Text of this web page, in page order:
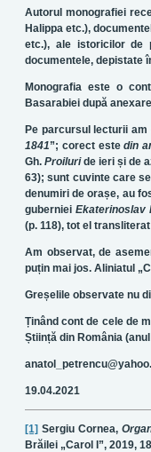
Autorul monografiei
Halippa etc.),
etc.), ale istoricilor de
documentele, depistate
Monografia este o
Basarabiei după
Pe parcursul lecturii
1841”; corect estedin
Gh. Proiluride ieri și de
63); sunt cuvinte care
denumiri de orașe, au
guberniei Ekaterinoslav
(p. 118), tot el transliterat
Am observat, de
puțin mai jos. Aliniatul
Greșelile observate nu
Ținând cont de cele de
Știință din România
19.04.2021
[1] Sergiu Cornea,
Brăilei „Carol I”, 2019,